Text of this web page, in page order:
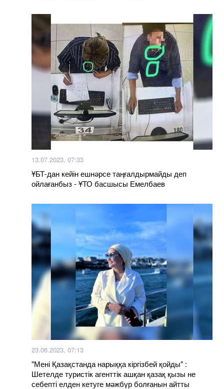
13.07.2023, 07:33
ҰБТ-дан кейін ешнәрсе таңғалдырмайды деп
ойлағанбыз - ҰТО басшысы Емелбаев
23.06.2023, 07:13
"Мені Қазақстанда нарыққа кіргізбей қойды" :
Шетелде туристік агенттік ашқан қазақ қызы не
себепті елден кетуге мәжбүр болғанын айтты